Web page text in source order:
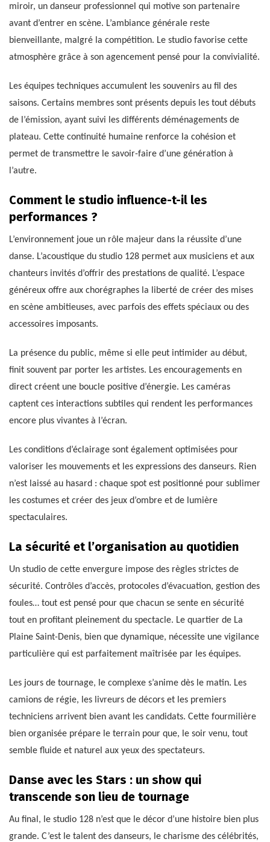
miroir, un danseur professionnel qui motive son partenaire
avant d’entrer en scène. L’ambiance générale reste
bienveillante, malgré la compétition. Le studio favorise cette
atmosphère grâce à son agencement pensé pour la convivialité.
Les équipes techniques accumulent les souvenirs au fil des
saisons. Certains membres sont présents depuis les tout débuts
de l’émission, ayant suivi les différents déménagements de
plateau. Cette continuité humaine renforce la cohésion et
permet de transmettre le savoir-faire d’une génération à
l’autre.
Comment le studio influence-t-il les
performances ?
L’environnement joue un rôle majeur dans la réussite d’une
danse. L’acoustique du studio 128 permet aux musiciens et aux
chanteurs invités d’offrir des prestations de qualité. L’espace
généreux offre aux chorégraphes la liberté de créer des mises
en scène ambitieuses, avec parfois des effets spéciaux ou des
accessoires imposants.
La présence du public, même si elle peut intimider au début,
finit souvent par porter les artistes. Les encouragements en
direct créent une boucle positive d’énergie. Les caméras
captent ces interactions subtiles qui rendent les performances
encore plus vivantes à l’écran.
Les conditions d’éclairage sont également optimisées pour
valoriser les mouvements et les expressions des danseurs. Rien
n’est laissé au hasard : chaque spot est positionné pour sublimer
les costumes et créer des jeux d’ombre et de lumière
spectaculaires.
La sécurité et l’organisation au quotidien
Un studio de cette envergure impose des règles strictes de
sécurité. Contrôles d’accès, protocoles d’évacuation, gestion des
foules… tout est pensé pour que chacun se sente en sécurité
tout en profitant pleinement du spectacle. Le quartier de La
Plaine Saint-Denis, bien que dynamique, nécessite une vigilance
particulière qui est parfaitement maîtrisée par les équipes.
Les jours de tournage, le complexe s’anime dès le matin. Les
camions de régie, les livreurs de décors et les premiers
techniciens arrivent bien avant les candidats. Cette fourmilière
bien organisée prépare le terrain pour que, le soir venu, tout
semble fluide et naturel aux yeux des spectateurs.
Danse avec les Stars : un show qui
transcende son lieu de tournage
Au final, le studio 128 n’est que le décor d’une histoire bien plus
grande. C’est le talent des danseurs, le charisme des célébrités,